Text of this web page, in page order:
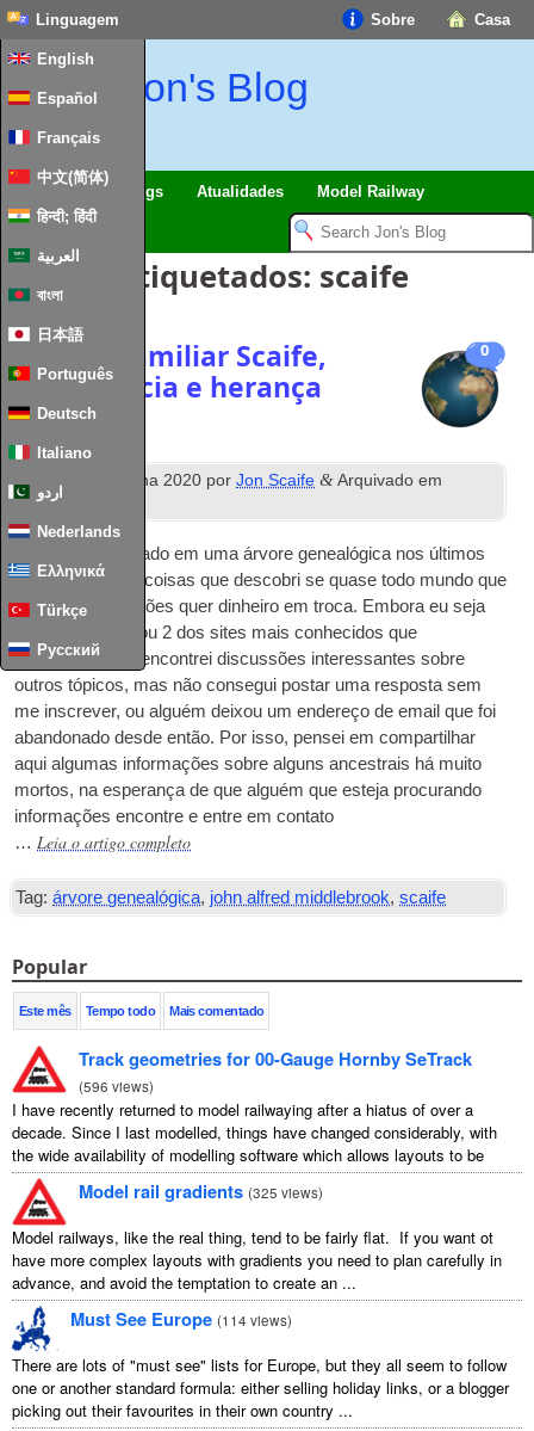
Casa
Sobre
Linguagem
English
Español
Français
中文(简体)
हिन्दी; हिंदी
العربية
বাংলা
日本語
Português
Deutsch
Italiano
اردو
Nederlands
Ελληνικά
Türkçe
Русский
Jon's Blog
Musings Atualidades Model Railway
Artigos Etiquetados: scaife
0
história familiar Scaife,
ascendência e herança
Postou marcha 2020 porJon Scaife &Arquivado em
Musings
Eu tenho trabalhado em uma árvore genealógica nos últimos
anos e uma das coisas que descobri se quase todo mundo que
oferece informações quer dinheiro em troca. Embora eu seja
membro de um ou 2 dos sites mais conhecidos que
frequentemente encontrei discussões interessantes sobre
outros tópicos, mas não consegui postar uma resposta sem
me inscrever, ou alguém deixou um endereço de email que foi
abandonado desde então. Por isso, pensei em compartilhar
aqui algumas informações sobre alguns ancestrais há muito
mortos, na esperança de que alguém que esteja procurando
informações encontre e entre em contato
… Leia o artigo completo
Tag: árvore genealógica, john alfred middlebrook,scaife
Popular
Este mês Tempo todo Mais comentado
Track geometries for 00-Gauge Hornby SeTrack
(596 views)
I have recently returned to model railwaying after a hiatus of over a
decade. Since I last modelled, things have changed considerably, with
the wide availability of modelling software which allows layouts to be
carefully ...
Model rail gradients (325 views)
Model railways, like the real thing, tend to be fairly flat. If you want ot
have more complex layouts with gradients you need to plan carefully in
advance, and avoid the temptation to create an ...
Must See Europe (114 views)
There are lots of "must see" lists for Europe, but they all seem to follow
one or another standard formula: either selling holiday links, or a blogger
picking out their favourites in their own country ...